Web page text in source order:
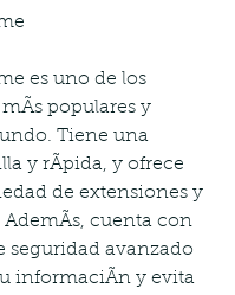
es uno de los
populares y
Tiene una
y rÃpida, y ofrece
de extensiones y
cuenta con
seguridad avanzado
informaciÃn y evita